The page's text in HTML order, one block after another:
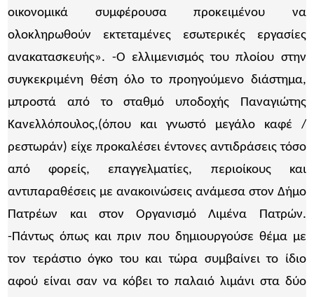
οικονομικά συμφέρουσα προκειμένου να
ολοκληρωθούν εκτεταμένες εσωτερικές εργασίες
ανακατασκευής». -Ο ελλιμενισμός του πλοίου στην
συγκεκριμένη θέση όλο το προηγούμενο διάστημα,
μπροστά από το σταθμό υποδοχής Παναγιώτης
Κανελλόπουλος,(όπου και γνωστό μεγάλο καφέ /
ρεστωράν) είχε προκαλέσει έντονες αντιδράσεις τόσο
από φορείς, επαγγελματίες, περιοίκους και
αντιπαραθέσεις με ανακοινώσεις ανάμεσα στον Δήμο
Πατρέων και στον Οργανισμό Λιμένα Πατρών.
-Πάντως όπως και πριν που δημιουργούσε θέμα με
τον τεράστιο όγκο του και τώρα συμβαίνει το ίδιο
αφού είναι σαν να κόβει το παλαιό λιμάνι στα δύο